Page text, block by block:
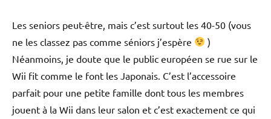
Les seniors peut-être, mais c’est surtout les 40-50 (vous
ne les classez pas comme séniors j’espère
)
Néanmoins, je doute que le public européen se rue sur le
Wii fit comme le font les Japonais. C’est l’accessoire
parfait pour une petite famille dont tous les membres
jouent à la Wii dans leur salon et c’est exactement ce qui